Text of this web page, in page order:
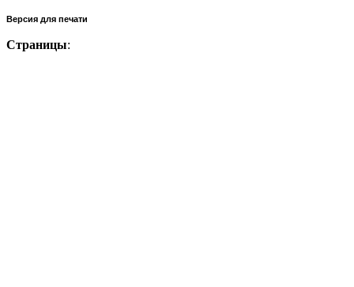
Версия для печати
Страницы: